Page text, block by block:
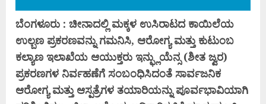
ಬೆಂಗಳೂರು : ಚೀನಾದಲ್ಲಿ ಮಕ್ಕಳ ಉಸಿರಾಟದ ಕಾಯಿಲೆಯ
ಉಲ್ಬಣ ಪ್ರಕರಣವನ್ನು ಗಮನಿಸಿ, ಆರೋಗ್ಯ ಮತ್ತು ಕುಟುಂಬ
ಕಲ್ಯಾಣ ಇಲಾಖೆಯ ಆಯುಕ್ತರು ಇನ್ಫ್ಲುಯೆನ್ಸ (ಶೀತ ಜ್ವರ)
ಪ್ರಕರಣಗಳ ನಿರ್ವಹಣೆಗೆ ಸಂಬಂಧಿಸಿದಂತೆ ಸಾರ್ವಜನಿಕ
ಆರೋಗ್ಯ ಮತ್ತು ಆಸ್ಪತ್ರೆಗಳ ತಯಾರಿಯನ್ನು ಪೂರ್ವಭಾವಿಯಾಗಿ